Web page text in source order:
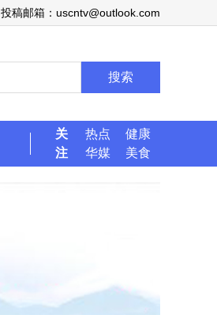
投稿邮箱：uscntv@outlook.com
搜索
关
注
热点
健康
华媒
美食